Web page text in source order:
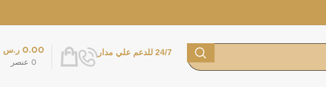
24/7 للدعم علي مدار
0 عنصر
0.00 ر.س